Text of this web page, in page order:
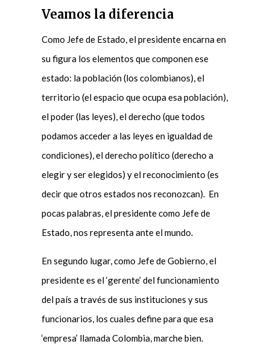
Veamos la diferencia
Como Jefe de Estado, el presidente encarna en
su figura los elementos que componen ese
estado: la población (los colombianos), el
territorio (el espacio que ocupa esa población),
el poder (las leyes), el derecho (que todos
podamos acceder a las leyes en igualdad de
condiciones), el derecho político (derecho a
elegir y ser elegidos) y el reconocimiento (es
decir que otros estados nos reconozcan). En
pocas palabras, el presidente como Jefe de
Estado, nos representa ante el mundo.
En segundo lugar, como Jefe de Gobierno, el
presidente es el ‘gerente’ del funcionamiento
del país a través de sus instituciones y sus
funcionarios, los cuales define para que esa
‘empresa’ llamada Colombia, marche bien.